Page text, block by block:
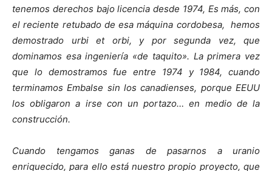
tenemos derechos bajo licencia desde 1974, Es más, con
el reciente retubado de esa máquina cordobesa, hemos
demostrado urbi et orbi, y por segunda vez, que
dominamos esa ingeniería «de taquito». La primera vez
que lo demostramos fue entre 1974 y 1984, cuando
terminamos Embalse sin los canadienses, porque EEUU
los obligaron a irse con un portazo… en medio de la
construcción.
Cuando tengamos ganas de pasarnos a uranio
enriquecido, para ello está nuestro propio proyecto, que